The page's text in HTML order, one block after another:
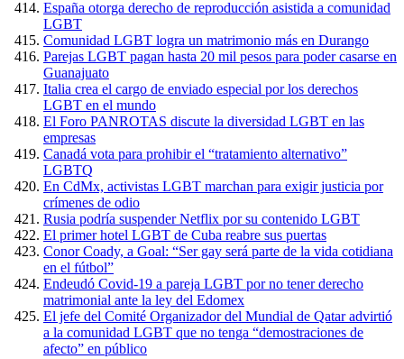
España otorga derecho de reproducción asistida a comunidad
LGBT
Comunidad LGBT logra un matrimonio más en Durango
Parejas LGBT pagan hasta 20 mil pesos para poder casarse en
Guanajuato
Italia crea el cargo de enviado especial por los derechos
LGBT en el mundo
El Foro PANROTAS discute la diversidad LGBT en las
empresas
Canadá vota para prohibir el “tratamiento alternativo”
LGBTQ
En CdMx, activistas LGBT marchan para exigir justicia por
crímenes de odio
Rusia podría suspender Netflix por su contenido LGBT
El primer hotel LGBT de Cuba reabre sus puertas
Conor Coady, a Goal: “Ser gay será parte de la vida cotidiana
en el fútbol”
Endeudó Covid-19 a pareja LGBT por no tener derecho
matrimonial ante la ley del Edomex
El jefe del Comité Organizador del Mundial de Qatar advirtió
a la comunidad LGBT que no tenga “demostraciones de
afecto” en público